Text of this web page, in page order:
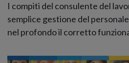
I compiti del consulente del
semplice gestione del
nel profondo il corretto